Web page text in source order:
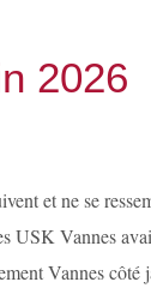
2026
et ne se
USK Vannes
Vannes